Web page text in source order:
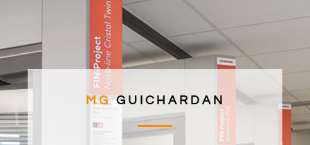
MG GUICHARDAN